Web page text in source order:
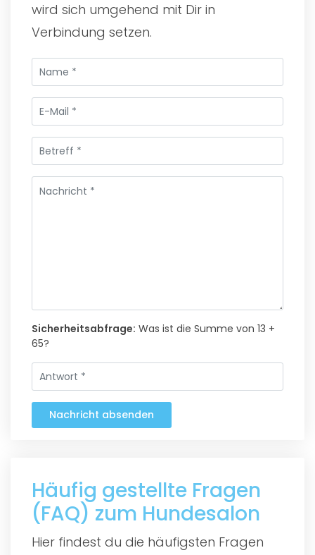
wird sich umgehend mit Dir in
Verbindung setzen.
Sicherheitsabfrage: Was ist die Summe von 13 +
65?
Nachricht absenden
Häufig gestellte Fragen
(FAQ) zum Hundesalon
Hier findest du die häufigsten Fragen